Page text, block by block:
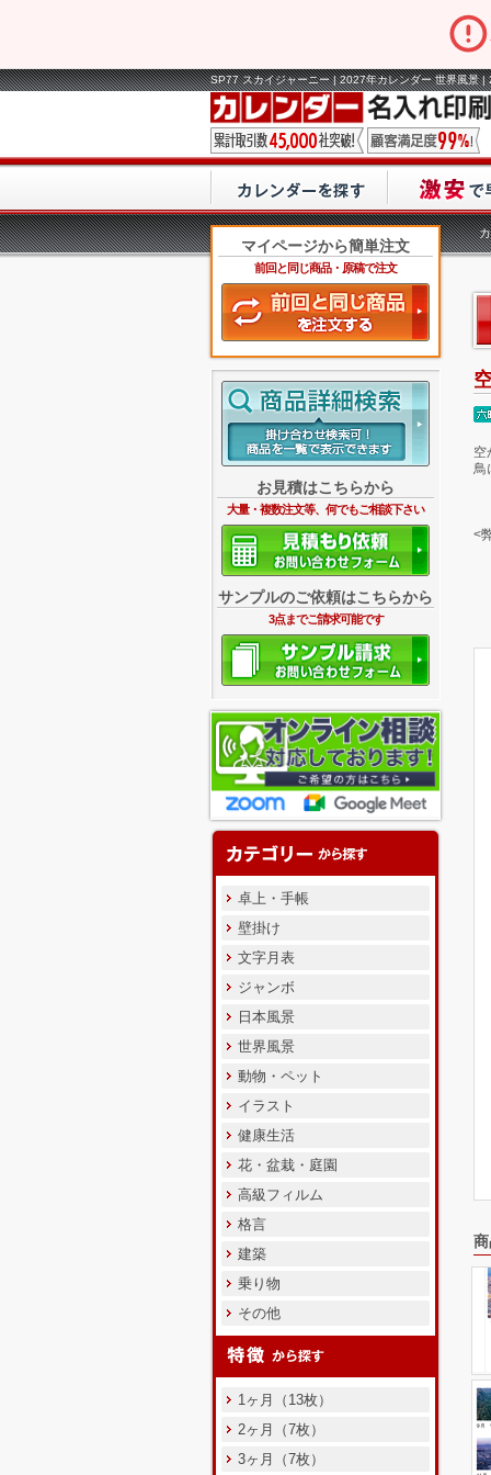
SP77 スカイジャーニー | 2027年カレンダー 世界風景
マイページから簡単注文
前回と同じ商品・原稿で注文
お見積はこちらから
大量・複数注文等、何でもご相談下さい
サンプルのご依頼はこちらから
3点までご請求可能です
卓上・手帳
壁掛け
文字月表
ジャンボ
日本風景
世界風景
動物・ペット
イラスト
健康生活
花・盆栽・庭園
高級フィルム
格言
建築
乗り物
その他
1ヶ月（13枚）
2ヶ月（7枚）
3ヶ月（7枚）
空
鳥
<